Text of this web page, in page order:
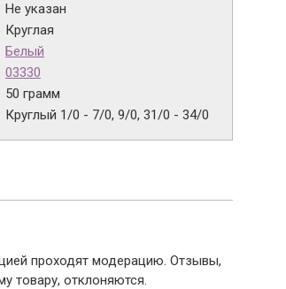
Не указан
Круглая
Белый
03330
50 грамм
Круглый 1/0 - 7/0, 9/0, 31/0 - 34/0
проходят модерацию. Отзывы,
товару, отклоняются.